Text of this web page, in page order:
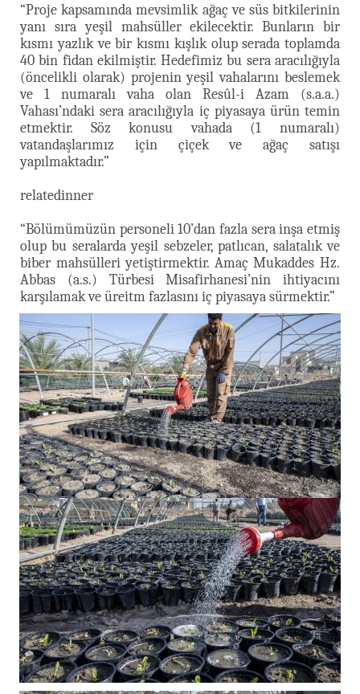
“Proje kapsamında mevsimlik ağaç ve süs bitkilerinin
yanı sıra yeşil mahsüller ekilecektir. Bunların bir
kısmı yazlık ve bir kısmı kışlık olup serada toplamda
40 bin fidan ekilmiştir. Hedefimiz bu sera aracılığıyla
(öncelikli olarak) projenin yeşil vahalarını beslemek
ve 1 numaralı vaha olan Resûl-i Azam (s.a.a.)
Vahası’ndaki sera aracılığıyla iç piyasaya ürün temin
etmektir. Söz konusu vahada (1 numaralı)
vatandaşlarımız için çiçek ve ağaç satışı
yapılmaktadır.”
relatedinner
“Bölümümüzün personeli 10’dan fazla sera inşa etmiş
olup bu seralarda yeşil sebzeler, patlıcan, salatalık ve
biber mahsülleri yetiştirmektir. Amaç Mukaddes Hz.
Abbas (a.s.) Türbesi Misafirhanesi’nin ihtiyacını
karşılamak ve üreitm fazlasını iç piyasaya sürmektir.”